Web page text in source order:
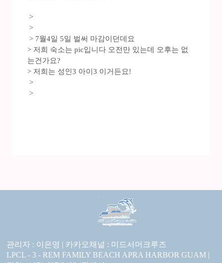
>
>
> 7월4일 5일 벌써 마감이던데요
> 저희 숙소는 pic입니다 오전만 있는데 오후는 없
는건가요?
> 저희는 성인3 아이3 이거든요!
>
>
관리자 : 이은영 | 카카오채널 : 미드서머크루즈
LPCL - 3 - REM FAMILY BEACH APRA HARBOR GUAM |